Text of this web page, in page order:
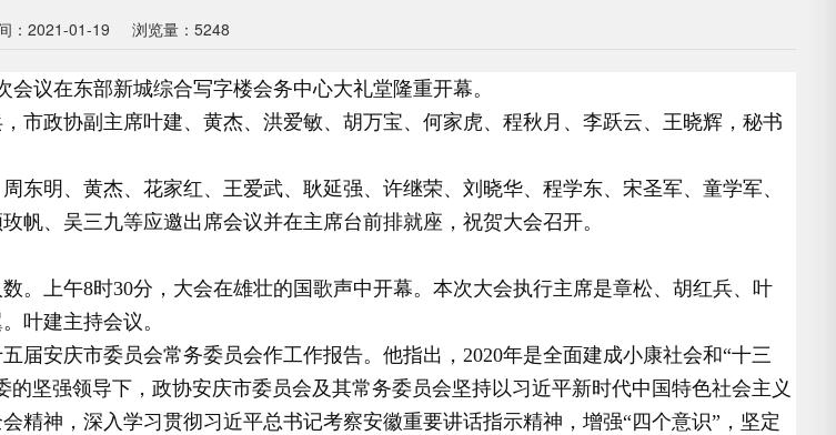
：2021-01-19 浏览量：5248
议在东部新城综合写字楼会务中心大礼堂隆重开幕。
市政协副主席叶建、黄杰、洪爱敏、胡万宝、何家虎、程秋月、李跃云、王晓辉，秘书
东明、黄杰、花家红、王爱武、耿延强、许继荣、刘晓华、程学东、宋圣军、童学军、
、吴三九等应邀出席会议并在主席台前排就座，祝贺大会召开。
。上午8时30分，大会在雄壮的国歌声中开幕。本次大会执行主席是章松、胡红兵、叶
叶建主持会议。
届安庆市委员会常务委员会作工作报告。他指出，2020年是全面建成小康社会和“十三
坚强领导下，政协安庆市委员会及其常务委员会坚持以习近平新时代中国特色社会主义
精神，深入学习贯彻习近平总书记考察安徽重要讲话指示精神，增强“四个意识”，坚定